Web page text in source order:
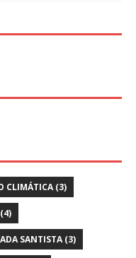
CLIMÁTICA(3)
(4)
SANTISTA(3)